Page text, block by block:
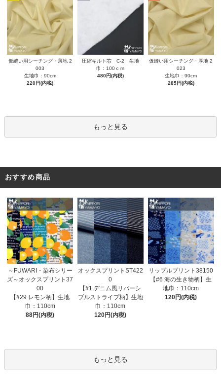
仮縫い用シーチング・薄地 2
003
生地巾：90cm
220円(内税)
圧縮キルト芯 C-2 生地
巾：100ｃｍ
480円(内税)
仮縫い用シーチング・厚地 2
023
生地巾：90cm
285円(内税)
もっと見る
おすすめ商品
～FUWARI・染布シリー
ズ～オックスプリント37
00
【#29 レモン柄】生地
巾：110cm
88円(内税)
オックスプリントST422
0
【#1 デニム風リバーシ
ブルストライプ柄】生地
巾：110cm
120円(内税)
リップルプリント38150
【#6 海の生き物柄】生
地巾：110cm
120円(内税)
もっと見る